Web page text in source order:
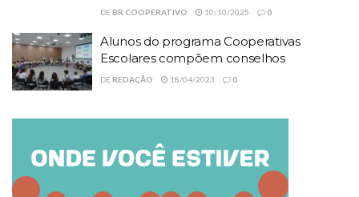
DE BR COOPERATIVO 10/10/2025 0
Alunos do programa Cooperativas
Escolares compõem conselhos
DE REDAÇÃO 18/04/2023 0